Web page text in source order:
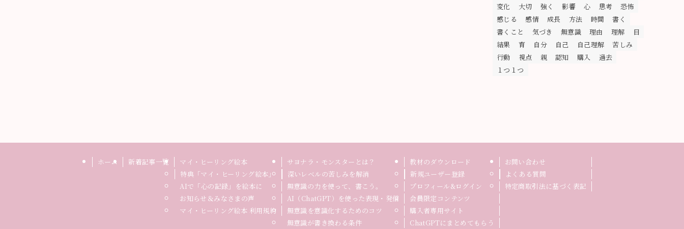
変化
大切 強く 影響 心 思考
恐怖
感じる
感情 成長 方法 時間
書く
書くこと
気づき 無意識 理由 理解
目
結果
育 自分 自己 自己理解
苦しみ
行動
視点 親 認知 購入
過去
１つ１つ
ホーム 新着記事一覧
マイ・ヒーリング絵本
特典「マイ・ヒーリング絵本」
AIで「心の記録」を絵本に
お知らせ＆みなさまの声
マイ・ヒーリング絵本 利用規約
サヨナラ・モンスターとは？
深いレベルの苦しみを解消
無意識の力を使って、書こう。
AI（ChatGPT）を使った表現・発信
無意識を意識化するためのコツ
無意識が書き換わる条件
教材のダウンロード
新規ユーザー登録
プロフィール&ログイン
会員限定コンテンツ
購入者専用サイト
ChatGPTにまとめてもらう
お問い合わせ
よくある質問
特定商取引法に基づく表記